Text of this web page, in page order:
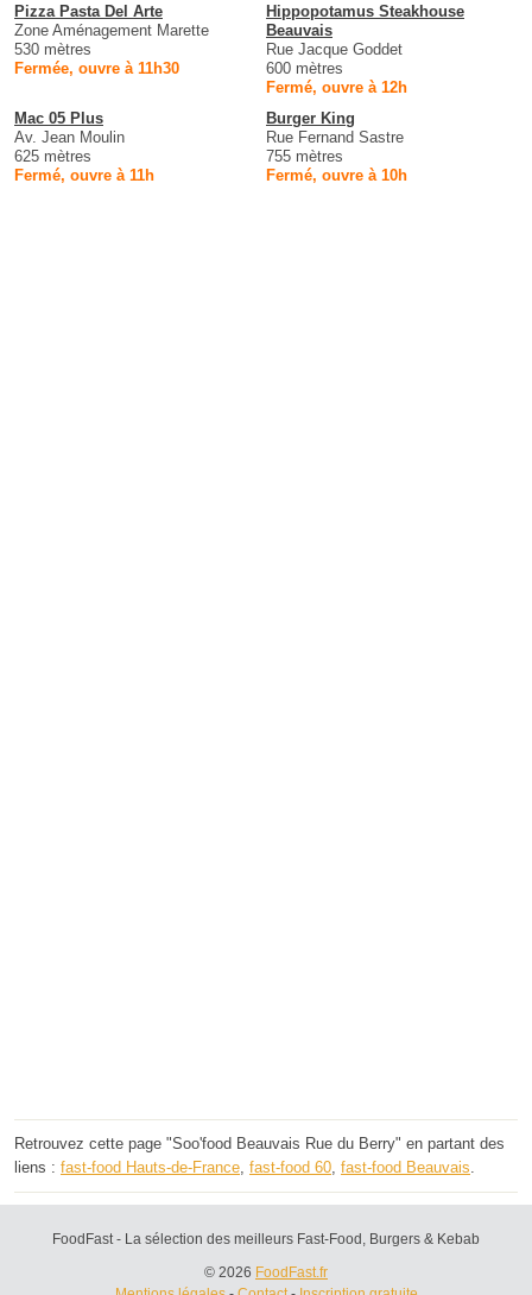
Pizza Pasta Del Arte
Zone Aménagement Marette
530 mètres
Fermée, ouvre à 11h30
Hippopotamus Steakhouse
Beauvais
Rue Jacque Goddet
600 mètres
Fermé, ouvre à 12h
Mac 05 Plus
Av. Jean Moulin
625 mètres
Fermé, ouvre à 11h
Burger King
Rue Fernand Sastre
755 mètres
Fermé, ouvre à 10h
Retrouvez cette page "Soo'food Beauvais Rue du Berry" en partant des
liens : fast-food Hauts-de-France, fast-food 60, fast-food Beauvais.
FoodFast - La sélection des meilleurs Fast-Food, Burgers & Kebab
© 2026 FoodFast.fr